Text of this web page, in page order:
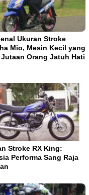
Ukuran Stroke
Mio, Mesin Kecil yang
Orang Jatuh Hati
Stroke RX King:
Performa Sang Raja